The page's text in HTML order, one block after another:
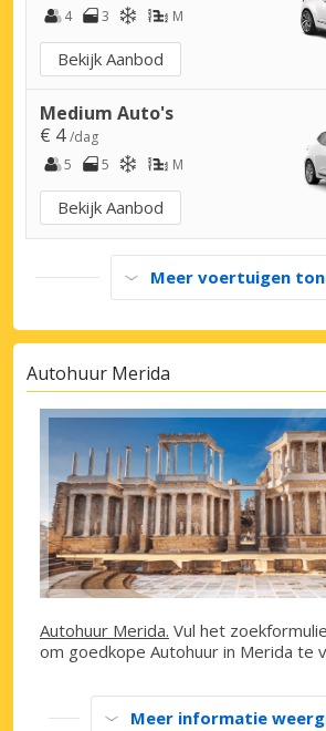
4
3 M
Bekijk Aanbod
Medium Auto's
€ 4/dag
5
5 M
Bekijk Aanbod
Meer voertuigen
Autohuur Merida
Autohuur Merida. Vul het
om goedkope Autohuur in Merida te
Meer informatie